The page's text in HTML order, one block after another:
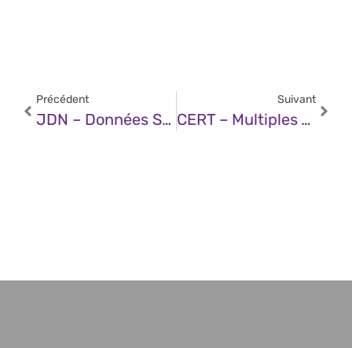
Précédent
JDN – Données Synthétiques : Un Nouveau Levier Stratégique Pour L’assurance
Suivant
CERT – Multiples Vulnérabilités Dans Google Chrome (06 Août 2025)